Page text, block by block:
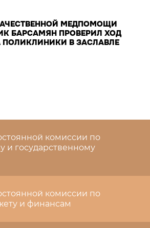
МЕДПОМОЩИ
БАРСАМЯН ПРОВЕРИЛ ХОД
ПОЛИКЛИНИКИ В ЗАСЛАВЛЕ
комиссии по
и государственному
комиссии по
и финансам